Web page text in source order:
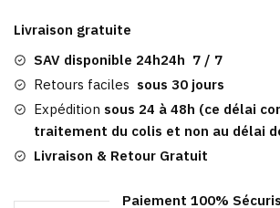
|
Omaha
Livraison gratuite
SAV disponible 24h24h 7 / 7
Retours faciles sous 30 jours
Expédition sous 24 à 48h (ce délai
traitement du colis et non au délai
Livraison & Retour Gratuit
Paiement 100%